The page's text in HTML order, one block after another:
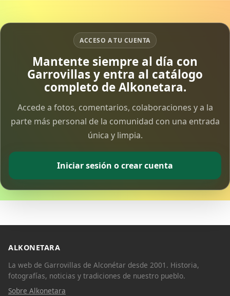
ACCESO A TU CUENTA
Mantente siempre al día con
Garrovillas y entra al catálogo
completo de Alkonetara.
Accede a fotos, comentarios, colaboraciones y a la
parte más personal de la comunidad con una entrada
única y limpia.
Iniciar sesión o crear cuenta
ALKONETARA
La web de Garrovillas de Alconétar desde 2001. Historia,
fotografías, noticias y tradiciones de nuestro pueblo.
Sobre Alkonetara